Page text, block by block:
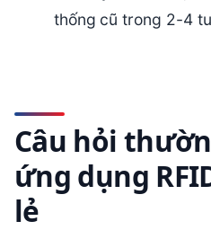
thống cũ trong 2-4
Câu hỏi
ứng dụng
lẻ